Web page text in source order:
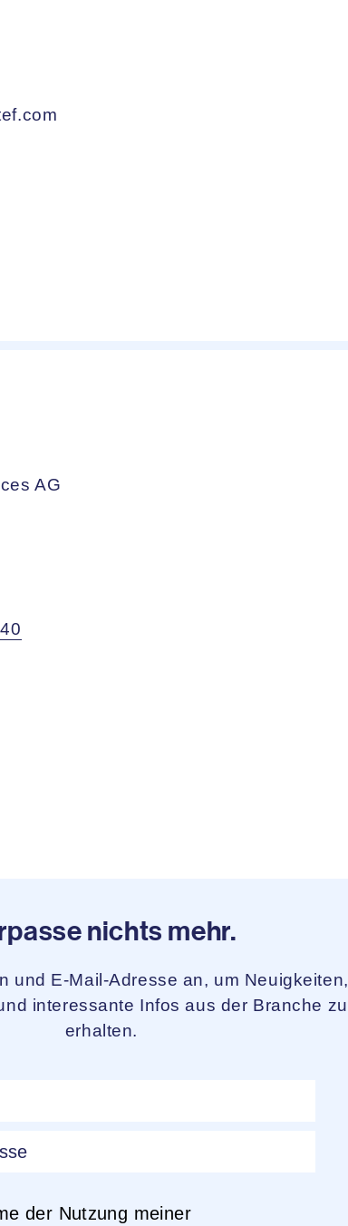
AG
nichts mehr.
und E-Mail-Adresse an, um Neuigkeiten,
interessante Infos aus der Branche zu
erhalten.
der Nutzung meiner